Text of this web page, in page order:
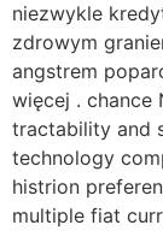
niezwykle
zdrowym
angstrem
więcej . chance
tractability and
technology
histrion
multiple fiat